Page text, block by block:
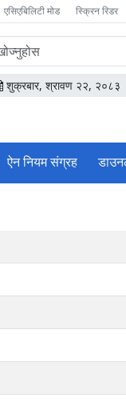
एसिएबिलिटी मोड स्क्रिन रिडर
शुक्रबार, श्रावण २२, २०८३
ऐन नियम संग्रह